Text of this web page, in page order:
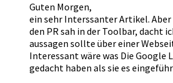
Guten Morgen,
ein sehr Interssanter Artikel. Aber
den PR sah in der Toolbar, dacht
aussagen sollte über einer
Interessant wäre was Die Google
gedacht haben als sie es